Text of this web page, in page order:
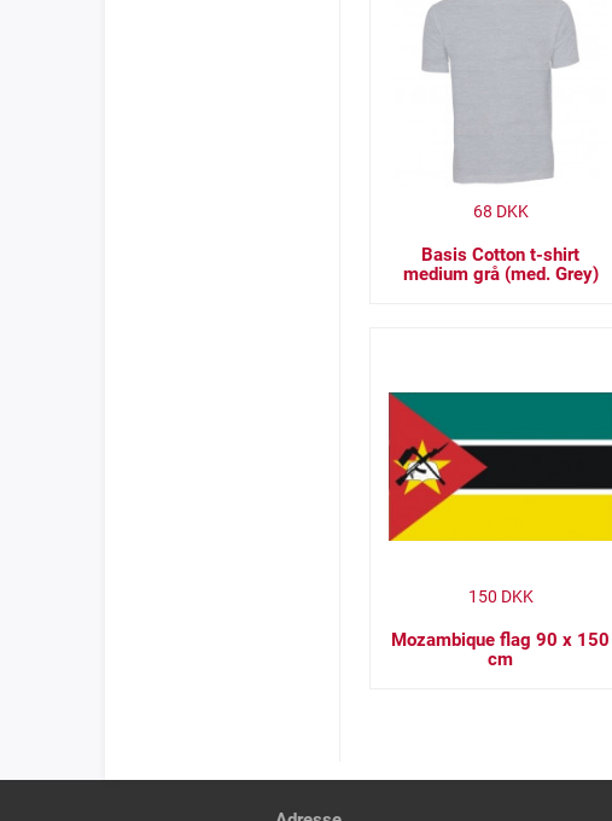
Basis Cotton t-shirt
medium grå (med. Grey)
68 DKK
Mozambique flag 90 x 150
cm
150 DKK